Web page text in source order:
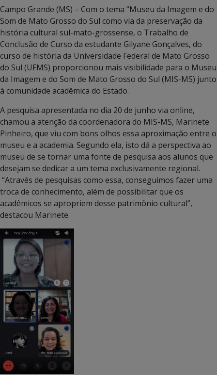
Campo Grande (MS) – Com o tema “Museu da Imagem e do
Som de Mato Grosso do Sul como via da preservação da
história cultural sul-mato-grossense, o Trabalho de
Conclusão de Curso da estudante Gilyane Gonçalves, do
curso de história da Universidade Federal de Mato Grosso
do Sul (UFMS) proporcionou mais visibilidade para o Museu
da Imagem e do Som de Mato Grosso do Sul (MIS-MS) junto
à comunidade acadêmica do Estado.
A pesquisa apresentada no dia 20 de junho via online,
chamou a atenção da coordenadora do MIS-MS, Marinete
Pinheiro, que viu com bons olhos essa aproximação entre o
museu e a academia. Segundo ela, isto dá a perspectiva ao
museu de se tornar uma fonte de pesquisa aos alunos que
desejam se dedicar a um tema exclusivamente regional.
“Através de pesquisas como essa, conseguimos fazer uma
troca de conhecimento, além de possibilitar que os
acadêmicos se apropriem desse patrimônio cultural”,
destacou Marinete.